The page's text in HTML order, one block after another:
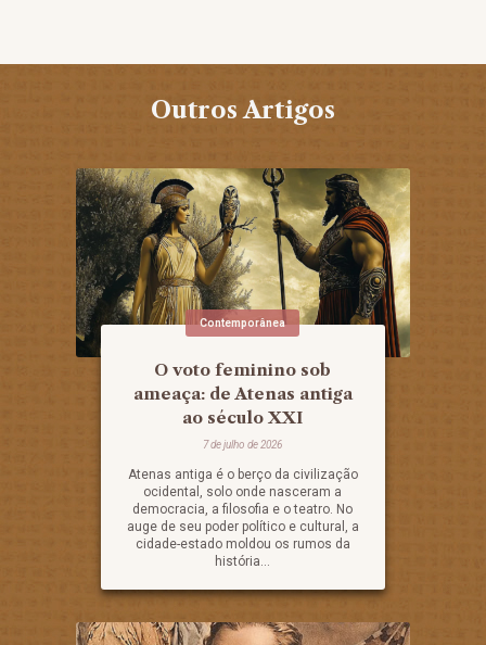
Outros Artigos
Contemporânea
O voto feminino sob
ameaça: de Atenas antiga
ao século XXI
7 de julho de 2026
Atenas antiga é o berço da civilização
ocidental, solo onde nasceram a
democracia, a filosofia e o teatro. No
auge de seu poder político e cultural, a
cidade-estado moldou os rumos da
história...